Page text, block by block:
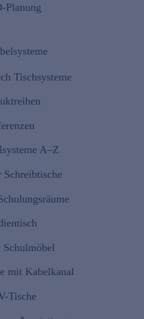
Planung
Tischsysteme
A–Z
Schreibtische
mit Kabelkanal
Tische